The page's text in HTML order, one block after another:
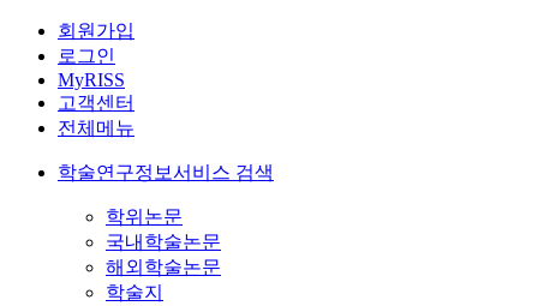
회원가입
로그인
MyRISS
고객센터
전체메뉴
학술연구정보서비스 검색
학위논문
국내학술논문
해외학술논문
학술지